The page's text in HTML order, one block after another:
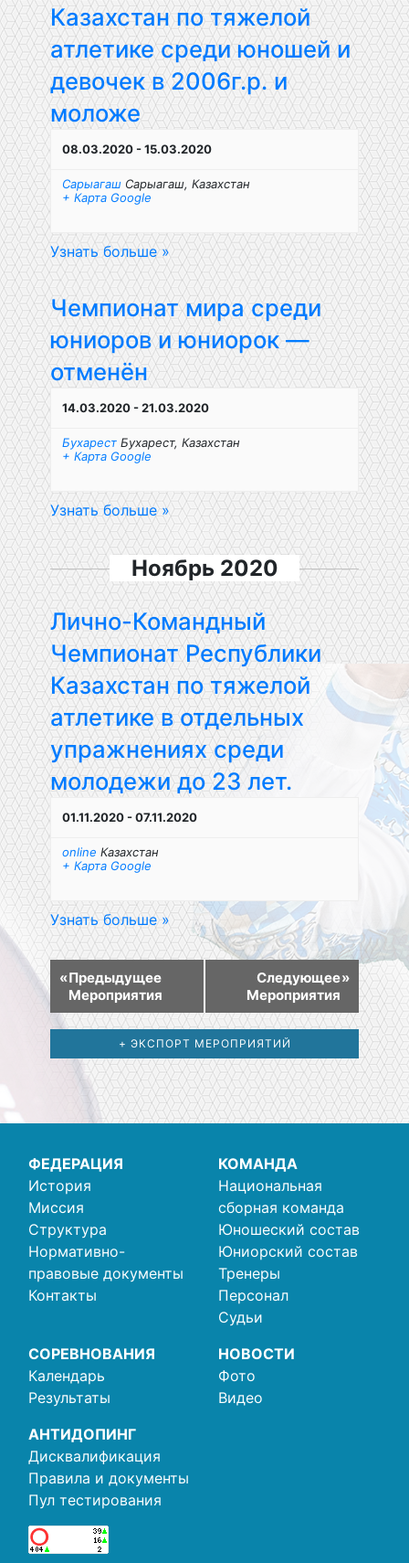
Казахстан по тяжелой
атлетике среди юношей и
девочек в 2006г.р. и
моложе
08.03.2020-15.03.2020
Сарыагаш Сарыагаш, Казахстан
+ Карта Google
Узнать больше »
Чемпионат мира среди
юниоров и юниорок —
отменён
14.03.2020-21.03.2020
Бухарест Бухарест, Казахстан
+ Карта Google
Узнать больше »
Ноябрь 2020
Лично-Командный
Чемпионат Республики
Казахстан по тяжелой
атлетике в отдельных
упражнениях среди
молодежи до 23 лет.
01.11.2020-07.11.2020
online Казахстан
+ Карта Google
Узнать больше »
«Предыдущее
Мероприятия
Следующее
Мероприятия
»
+ ЭКСПОРТ МЕРОПРИЯТИЙ
ФЕДЕРАЦИЯ
История
Миссия
Структура
Нормативно-
правовые документы
Контакты
КОМАНДА
Национальная
сборная команда
Юношеский состав
Юниорский состав
Тренеры
Персонал
Судьи
СОРЕВНОВАНИЯ
Календарь
Результаты
НОВОСТИ
Фото
Видео
АНТИДОПИНГ
Дисквалификация
Правила и документы
Пул тестирования